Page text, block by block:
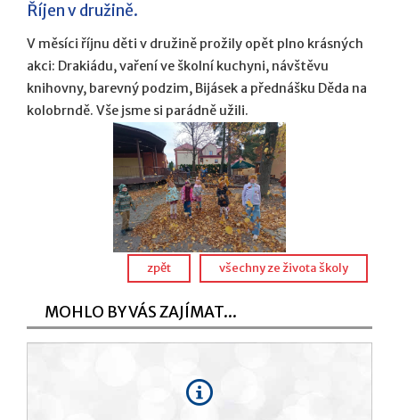
Říjen v družině.
V měsíci říjnu děti v družině prožily opět plno krásných
akci: Drakiádu, vaření ve školní kuchyni, návštěvu
knihovny, barevný podzim, Bijásek a přednášku Děda na
kolobrndě. Vše jsme si parádně užili.
všechny ze života školy
zpět
MOHLO BY VÁS ZAJÍMAT...